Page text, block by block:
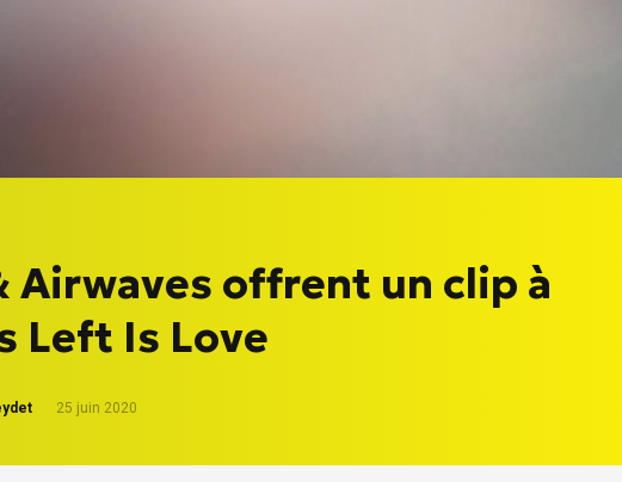
Airwaves offrent un clip à
Left Is Love
25 juin 2020